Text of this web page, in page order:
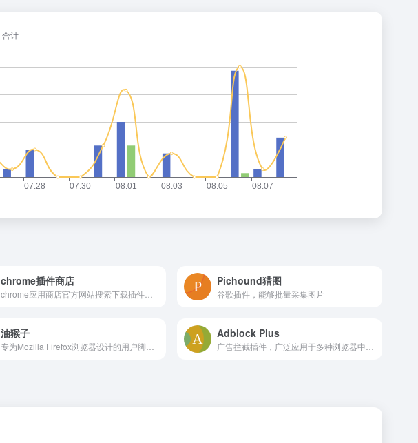
chrome插件商店 Pichound猎图
谷歌插件，能够批量采集图片
油猴子 Adblock Plus